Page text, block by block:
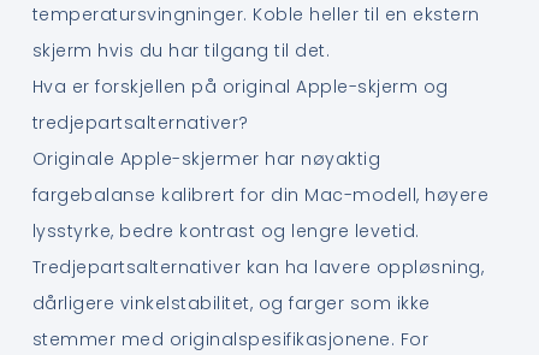
temperatursvingninger. Koble heller til en ekstern
skjerm hvis du har tilgang til det.
Hva er forskjellen på original Apple-skjerm og
tredjepartsalternativer?
Originale Apple-skjermer har nøyaktig
fargebalanse kalibrert for din Mac-modell, høyere
lysstyrke, bedre kontrast og lengre levetid.
Tredjepartsalternativer kan ha lavere oppløsning,
dårligere vinkelstabilitet, og farger som ikke
stemmer med originalspesifikasjonene. For